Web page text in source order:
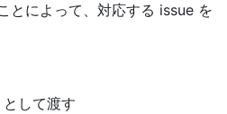
とによって、対応する issue を
として渡す